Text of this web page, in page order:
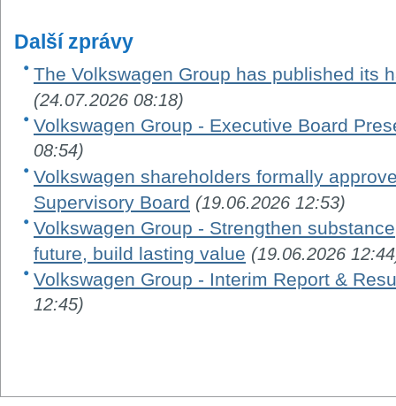
Další zprávy
The Volkswagen Group has published its
(24.07.2026 08:18)
Volkswagen Group - Executive Board
08:54)
Volkswagen shareholders formally
Supervisory Board (19.06.2026 12:53)
Volkswagen Group - Strengthen
future, build lasting value (19.06.2026
Volkswagen Group - Interim Report &
12:45)